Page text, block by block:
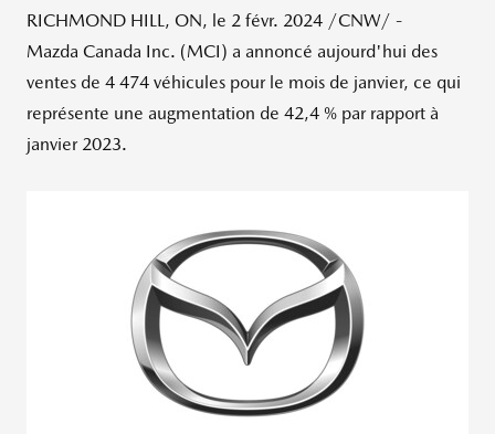
RICHMOND HILL, ON, le 2 févr. 2024 /CNW/ -
Mazda Canada Inc. (MCI) a annoncé aujourd'hui des
ventes de 4 474 véhicules pour le mois de janvier, ce qui
représente une augmentation de 42,4 % par rapport à
janvier 2023.